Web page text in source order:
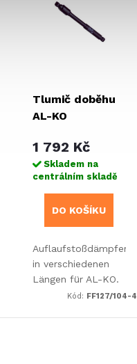
Tlumič doběhu
AL-KO
1 792 Kč
Skladem na
centrálním skladě
DO KOŠÍKU
Auflaufstoßdämpfer
in verschiedenen
Längen für AL-KO.
Kód: FF127/104-4